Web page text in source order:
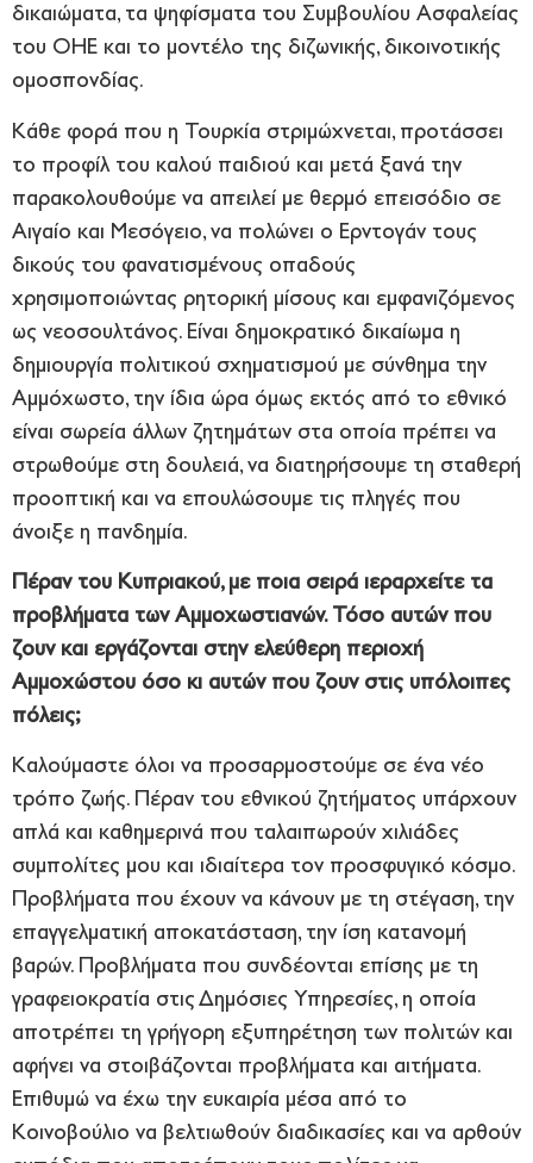
δικαιώματα, τα ψηφίσματα του Συμβουλίου Ασφαλείας
του ΟΗΕ και το μοντέλο της διζωνικής, δικοινοτικής
ομοσπονδίας.
Κάθε φορά που η Τουρκία στριμώχνεται, προτάσσει
το προφίλ του καλού παιδιού και μετά ξανά την
παρακολουθούμε να απειλεί με θερμό επεισόδιο σε
Αιγαίο και Μεσόγειο, να πολώνει ο Ερντογάν τους
δικούς του φανατισμένους οπαδούς
χρησιμοποιώντας ρητορική μίσους και εμφανιζόμενος
ως νεοσουλτάνος. Είναι δημοκρατικό δικαίωμα η
δημιουργία πολιτικού σχηματισμού με σύνθημα την
Αμμόχωστο, την ίδια ώρα όμως εκτός από το εθνικό
είναι σωρεία άλλων ζητημάτων στα οποία πρέπει να
στρωθούμε στη δουλειά, να διατηρήσουμε τη σταθερή
προοπτική και να επουλώσουμε τις πληγές που
άνοιξε η πανδημία.
Πέραν του Κυπριακού, με ποια σειρά ιεραρχείτε τα
προβλήματα των Αμμοχωστιανών. Τόσο αυτών που
ζουν και εργάζονται στην ελεύθερη περιοχή
Αμμοχώστου όσο κι αυτών που ζουν στις υπόλοιπες
πόλεις;
Καλούμαστε όλοι να προσαρμοστούμε σε ένα νέο
τρόπο ζωής. Πέραν του εθνικού ζητήματος υπάρχουν
απλά και καθημερινά που ταλαιπωρούν χιλιάδες
συμπολίτες μου και ιδιαίτερα τον προσφυγικό κόσμο.
Προβλήματα που έχουν να κάνουν με τη στέγαση, την
επαγγελματική αποκατάσταση, την ίση κατανομή
βαρών. Προβλήματα που συνδέονται επίσης με τη
γραφειοκρατία στις Δημόσιες Υπηρεσίες, η οποία
αποτρέπει τη γρήγορη εξυπηρέτηση των πολιτών και
αφήνει να στοιβάζονται προβλήματα και αιτήματα.
Επιθυμώ να έχω την ευκαιρία μέσα από το
Κοινοβούλιο να βελτιωθούν διαδικασίες και να αρθούν